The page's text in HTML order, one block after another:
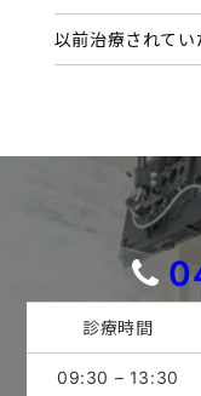
以前治療されて
診療時間
09:30 – 13:30